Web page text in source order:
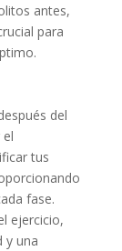
antes,
para
del
tus
fase.
ejercicio,
y una